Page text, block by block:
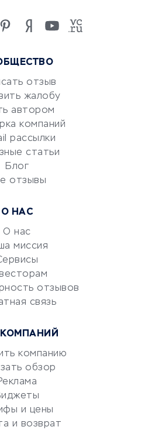
отзыв
жалобу
автором
компаний
рассылки
статьи
Блог
отзывы
О НАС
О нас
миссия
отзывов
связь
компанию
обзор
и цены
и возврат